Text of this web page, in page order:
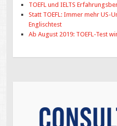
TOEFL und IELTS
Statt TOEFL: Immer mehr US-
Englischtest
Ab August 2019: TOEFL-Test